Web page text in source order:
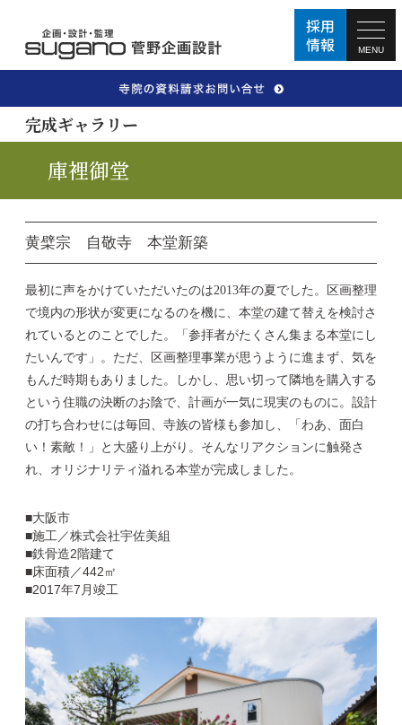
MENU
完成ギャラリー
庫裡御堂
黄檗宗 自敬寺 本堂新築
最初に声をかけていただいたのは2013年の夏でした。区画整理
で境内の形状が変更になるのを機に、本堂の建て替えを検討さ
れているとのことでした。「参拝者がたくさん集まる本堂にし
たいんです」。ただ、区画整理事業が思うように進まず、気を
もんだ時期もありました。しかし、思い切って隣地を購入する
という住職の決断のお陰で、計画が一気に現実のものに。設計
の打ち合わせには毎回、寺族の皆様も参加し、「わあ、面白
い！素敵！」と大盛り上がり。そんなリアクションに触発さ
れ、オリジナリティ溢れる本堂が完成しました。
■大阪市
■施工／株式会社宇佐美組
■鉄骨造2階建て
■床面積／442㎡
■2017年7月竣工